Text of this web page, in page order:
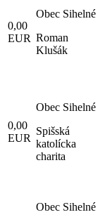
0,00
EUR
Obec Sihelné
Roman
Klušák
0,00
EUR
Obec Sihelné
Spišská
katolícka
charita
Obec Sihelné